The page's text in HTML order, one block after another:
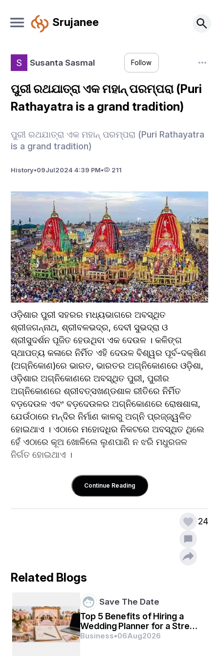
Srujanee
Susanta Sasmal Follow
ପୁରୀ ରଥଯାତ୍ରା ଏକ ମହାନ୍ ପରମ୍ପରା (Puri
Rathayatra is a grand tradition)
ପୁରୀ ରଥଯାତ୍ରା ଏକ ମହାନ୍ ପରମ୍ପରା (Puri Rathayatra
is a grand tradition)
History•09Jul2024 4:39 PM• 211
ଓଡ଼ିଶାର ପୁରୀ ସହରର ମଧ୍ୟଭାଗରେ ଅବସ୍ଥିତ
ଶ୍ରୀଜଗନ୍ନାଥ, ଶ୍ରୀବଳଭଦ୍ର, ଦେବୀ ସୁଭଦ୍ରା ଓ
ଶ୍ରୀସୁଦର୍ଶନ ପୂଜିତ ହେଉଥିବା ଏକ ଦେଉଳ । କଳିଙ୍ଗ
ସ୍ଥାପତ୍ୟ କଳାରେ ନିର୍ମିତ ଏହି ଦେଉଳ ବିଶ୍ୱର ପୂର୍ବ-ଦକ୍ଷିଣ
(ଅଗ୍ନିକୋଣ)ରେ ଭାରତ, ଭାରତର ଅଗ୍ନିକୋଣରେ ଓଡ଼ିଶା,
ଓଡ଼ିଶାର ଅଗ୍ନିକୋଣରେ ଅବସ୍ଥିତ ପୁରୀ, ପୁରୀର
ଅଗ୍ନିକୋଣରେ ଶ୍ରୀବତ୍ସଖଣ୍ଡଶାଳ ରୀତିରେ ନିର୍ମିତ
ବଡ଼ଦେଉଳ ଏବଂ ବଡ଼ଦେଉଳର ଅଗ୍ନିକୋଣରେ ରୋଷଶାଳା,
ଯେଉଁଠାରେ ମନ୍ଦିର ନିର୍ମାଣ କାଳରୁ ଅଗ୍ନି ପ୍ରଜ୍ଜ୍ୱଳିତ
ହୋଇଥାଏ । ଏଠାରେ ମହୋଦଧିର ନିକଟରେ ଅବସ୍ଥିତ ଥିଲେ
ହେଁ ଏଠାରେ କୂଅ ଖୋଳିଲେ ଲୁଣପାଣି ନ ଝରି ମଧୁରଜଳ
ନିର୍ଗତ ହୋଇଥାଏ ।
Continue Reading
24
Related Blogs
Save The Date
Top 5 Benefits of Hiring a
Wedding Planner for a Stress
Free Wedding Experience
Business•06Aug2026